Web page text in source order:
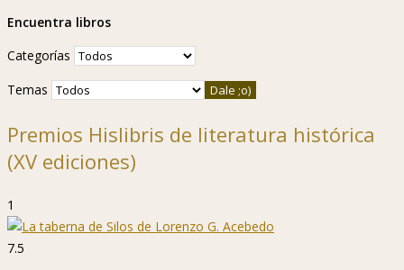
Encuentra libros
Categorías
Temas
Premios Hislibris de literatura histórica
(XV ediciones)
1
7.5